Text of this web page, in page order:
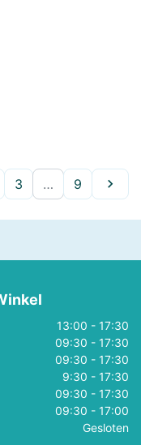
3 … 9 
13:00 - 17:30
09:30 - 17:30
09:30 - 17:30
9:30 - 17:30
09:30 - 17:30
09:30 - 17:00
Gesloten